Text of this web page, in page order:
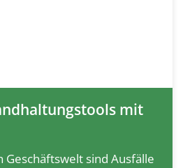
mit
Geschäftswelt sind Ausfälle